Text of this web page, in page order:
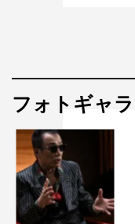
フォトギャ